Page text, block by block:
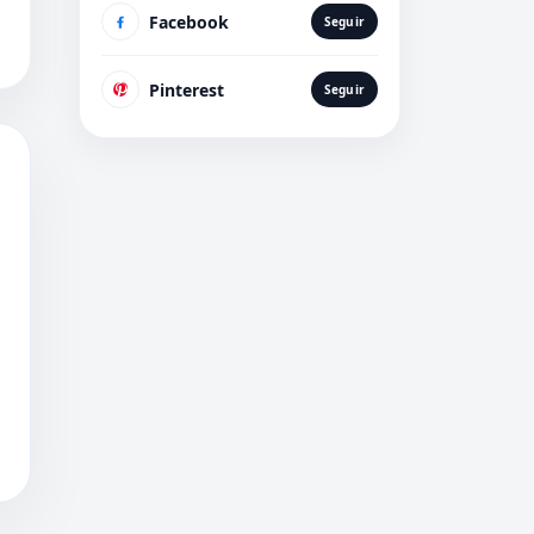
Facebook Seguir
Pinterest Seguir